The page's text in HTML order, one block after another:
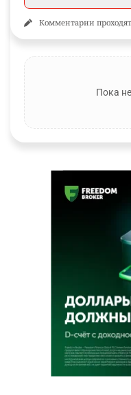
Комментарии
Пока